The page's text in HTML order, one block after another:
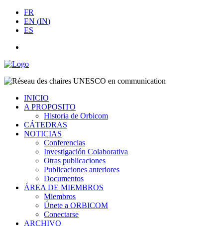
FR
EN (IN)
ES
INICIO
A PROPOSITO
Historia de Orbicom
CÁTEDRAS
NOTICIAS
Conferencias
Investigación Colaborativa
Otras publicaciones
Publicaciones anteriores
Documentos
ÁREA DE MIEMBROS
Miembros
Únete a ORBICOM
Conectarse
ARCHIVO